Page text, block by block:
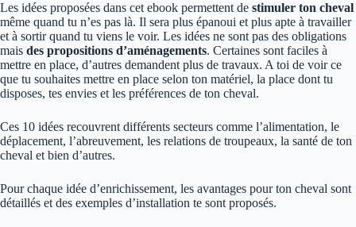
Les idées proposées dans cet ebook permettent de stimuler ton cheval
même quand tu n’es pas là. Il sera plus épanoui et plus apte à travailler
et à sortir quand tu viens le voir. Les idées ne sont pas des obligations
mais des propositions d’aménagements. Certaines sont faciles à
mettre en place, d’autres demandent plus de travaux. A toi de voir ce
que tu souhaites mettre en place selon ton matériel, la place dont tu
disposes, tes envies et les préférences de ton cheval.
Ces 10 idées recouvrent différents secteurs comme l’alimentation, le
déplacement, l’abreuvement, les relations de troupeaux, la santé de ton
cheval et bien d’autres.
Pour chaque idée d’enrichissement, les avantages pour ton cheval sont
détaillés et des exemples d’installation te sont proposés.